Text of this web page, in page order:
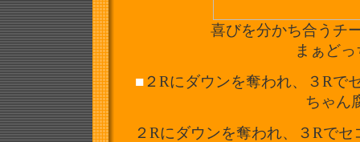
喜びを分かち合うチ
まぁど
■２Rにダウンを奪われ、３Rで
ちゃん
２Rにダウンを奪われ、
３Rで